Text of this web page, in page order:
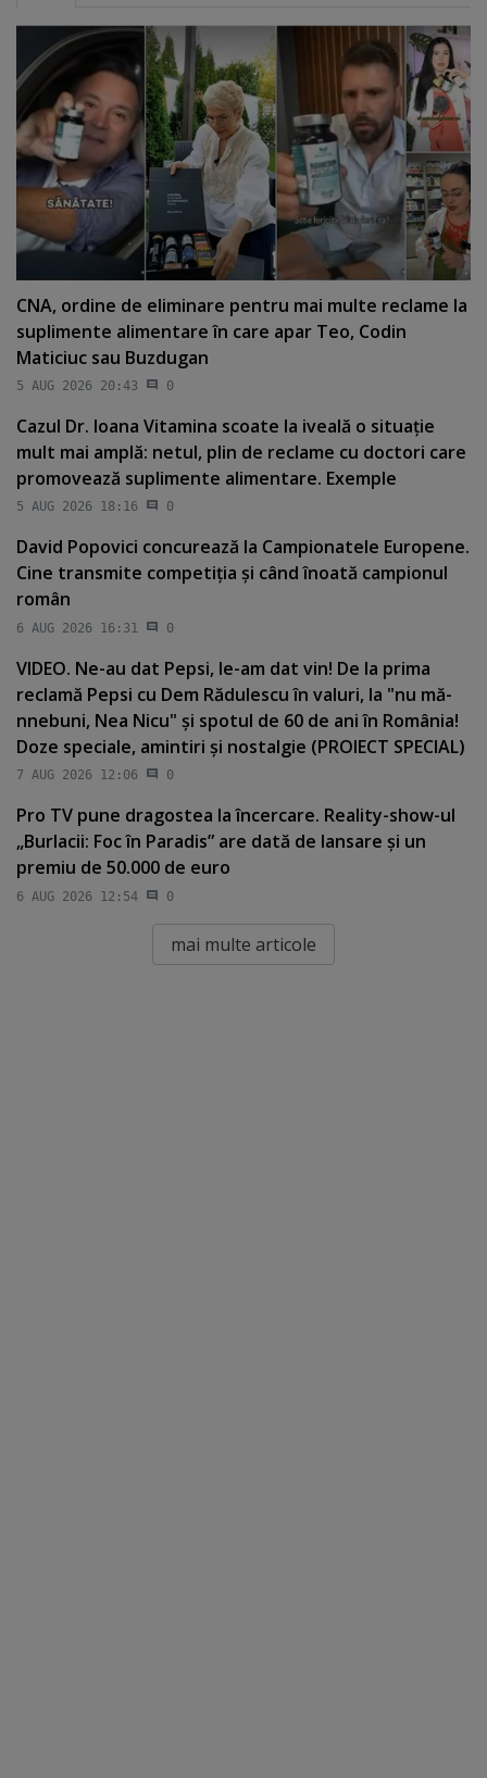
CNA, ordine de eliminare pentru mai multe reclame la
suplimente alimentare în care apar Teo, Codin
Maticiuc sau Buzdugan
5 AUG 2026 20:43 0
Cazul Dr. Ioana Vitamina scoate la iveală o situaţie
mult mai amplă: netul, plin de reclame cu doctori care
promovează suplimente alimentare. Exemple
5 AUG 2026 18:16 0
David Popovici concurează la Campionatele Europene.
Cine transmite competiţia şi când înoată campionul
român
6 AUG 2026 16:31 0
VIDEO. Ne-au dat Pepsi, le-am dat vin! De la prima
reclamă Pepsi cu Dem Rădulescu în valuri, la "nu mă-
nnebuni, Nea Nicu" şi spotul de 60 de ani în România!
Doze speciale, amintiri şi nostalgie (PROIECT SPECIAL)
7 AUG 2026 12:06 0
Pro TV pune dragostea la încercare. Reality-show-ul
„Burlacii: Foc în Paradis” are dată de lansare şi un
premiu de 50.000 de euro
6 AUG 2026 12:54 0
mai multe articole